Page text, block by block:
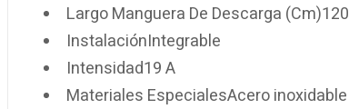
Largo Manguera De Descarga (Cm)120
InstalaciónIntegrable
Intensidad19 A
Materiales EspecialesAcero inoxidable